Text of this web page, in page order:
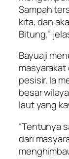
Sampah
kita, dan
Bitung,”
Bayuaji
pesisir. Ia
besar
laut yang
“Tentunya
dari